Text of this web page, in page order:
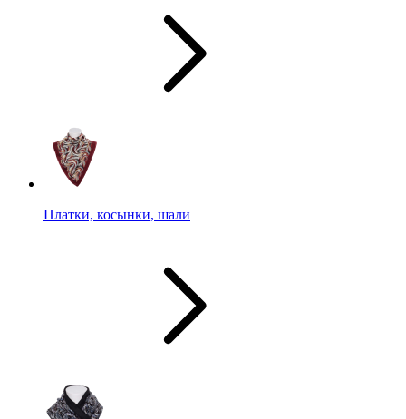
Платки, косынки, шали